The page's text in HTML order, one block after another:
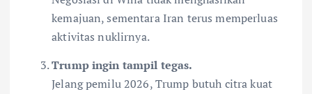
kemajuan, sementara Iran terus memperluas
aktivitas nuklirnya.
Trump ingin tampil tegas.
Jelang pemilu 2026, Trump butuh citra kuat